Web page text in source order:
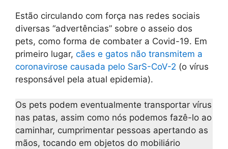
Estão circulando com força nas redes sociais
diversas “advertências” sobre o asseio dos
pets, como forma de combater a Covid-19. Em
primeiro lugar, cães e gatos não transmitem a
coronavirose causada pelo SarS-CoV-2 (o vírus
responsável pela atual epidemia).
Os pets podem eventualmente transportar vírus
nas patas, assim como nós podemos fazê-lo ao
caminhar, cumprimentar pessoas apertando as
mãos, tocando em objetos do mobiliário